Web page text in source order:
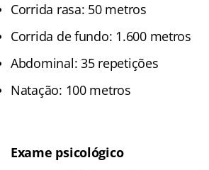
Corrida rasa: 50 metros
Corrida de fundo: 1.600 metros
Abdominal: 35 repetições
Natação: 100 metros
Exame psicológico